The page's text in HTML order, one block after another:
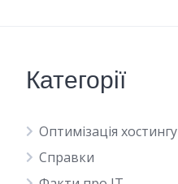
Категорії
Оптимізація хостингу
Справки